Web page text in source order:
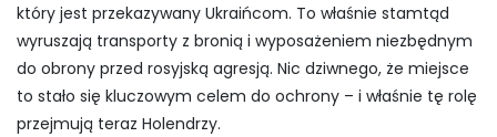
który jest przekazywany Ukraińcom. To właśnie stamtąd
wyruszają transporty z bronią i wyposażeniem niezbędnym
do obrony przed rosyjską agresją. Nic dziwnego, że miejsce
to stało się kluczowym celem do ochrony – i właśnie tę rolę
przejmują teraz Holendrzy.